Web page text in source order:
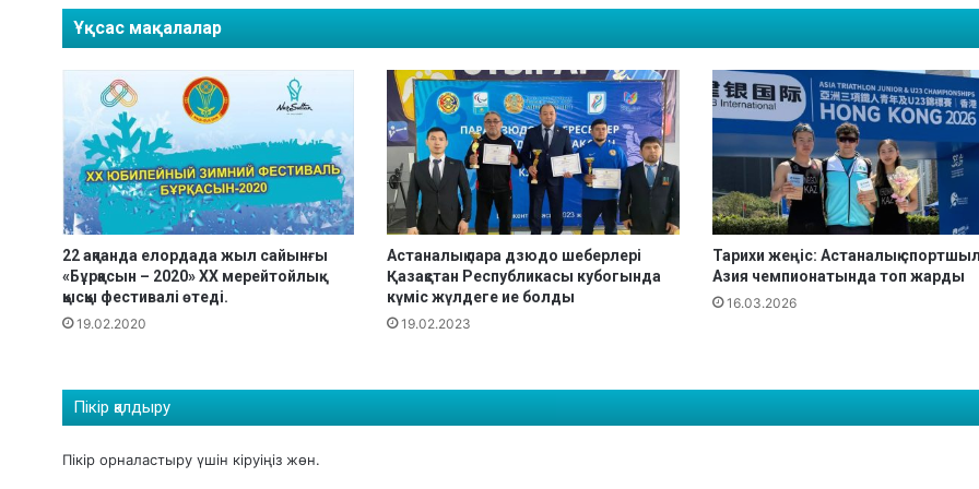
я
ж
ү
з
д
і
к
е
р
і
Ұқсас мақалалар
22 ақпанда елордада жыл сайынғы
«Бұрқасын – 2020» XX мерейтойлық
қысқы фестивалі өтеді.
19.02.2020
Астаналық пара дзюдо шеберлері
Қазақстан Республикасы кубогында
күміс жүлдеге ие болды
19.02.2023
Тарихи жеңіс: Астаналық
Азия чемпионатында топ жарды
16.03.2026
Пікір қалдыру
Пікір орналастыру үшін кіруіңіз жөн.